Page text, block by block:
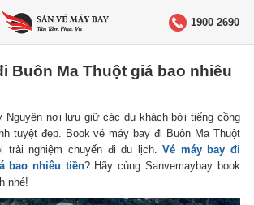
1900 2690
Buôn Ma Thuột giá bao nhiêu
Nguyên nơi lưu giữ các du khách bởi tiếng cồng
tuyệt đẹp. Book vé máy bay đi Buôn Ma Thuột
trải nghiệm chuyến đi du lịch.Vé máy bay đi
bao nhiêu tiền? Hãy cùng Sanvemaybay book
nhé!